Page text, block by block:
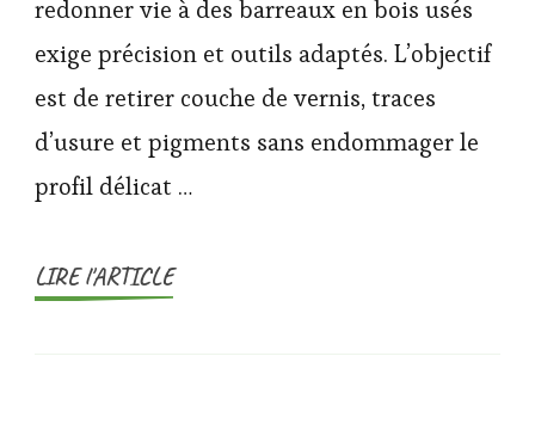
redonner vie à des barreaux en bois usés
exige précision et outils adaptés. L’objectif
est de retirer couche de vernis, traces
d’usure et pigments sans endommager le
profil délicat …
LIRE l'ARTICLE